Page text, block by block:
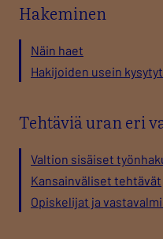
Hakeminen
Näin haet
Hakijoiden usein
Tehtäviä uran eri
Valtion sisäiset
Kansainväliset tehtävät
Opiskelijat ja